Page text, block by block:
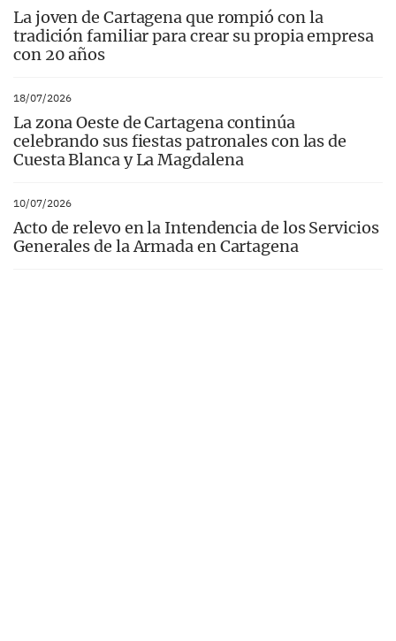
La joven de Cartagena que rompió con la
tradición familiar para crear su propia empresa
con 20 años
18/07/2026
La zona Oeste de Cartagena continúa
celebrando sus fiestas patronales con las de
Cuesta Blanca y La Magdalena
10/07/2026
Acto de relevo en la Intendencia de los Servicios
Generales de la Armada en Cartagena